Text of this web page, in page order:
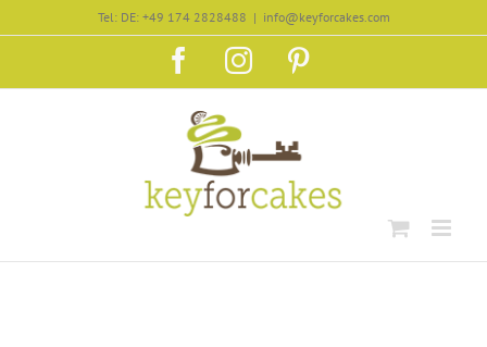
Inhalt
Tel: DE: +49 174 2828488 | info@keyforcakes.com
FacebookInstagram